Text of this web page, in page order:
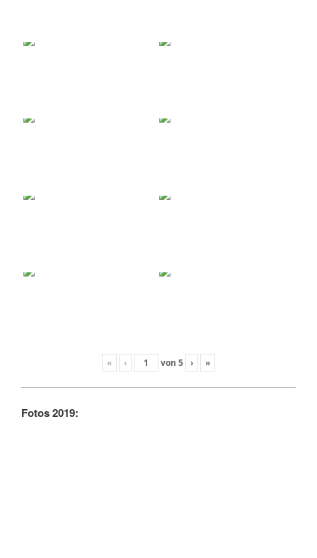
« ‹ von 5 › »
Fotos 2019: